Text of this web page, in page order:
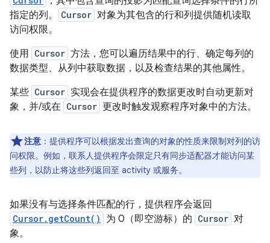
指定的列。
Cursor 对象为其包含的行和列提供随机读取
访问权限。
使用 Cursor 方法，您可以遍历结果中的行、确定每列的
数据类型、从列中获取数据，以及检查结果的其他属性。
某些 Cursor 实现会在提供程序的数据更改时自动更新对
象，并/或在 Cursor 更改时触发观察程序对象中的方法。
注意 ：提供程序可以根据发出查询的对象的性质来限制对列的访
问权限。例如，联系人提供程序会限定只有同步适配器才能访问某
些列，以防止将这些列返回至 activity 或服务。
如果没有与选择条件匹配的行，提供程序会返回
Cursor.getCount() 为 0（即空游标）的 Cursor 对
象。